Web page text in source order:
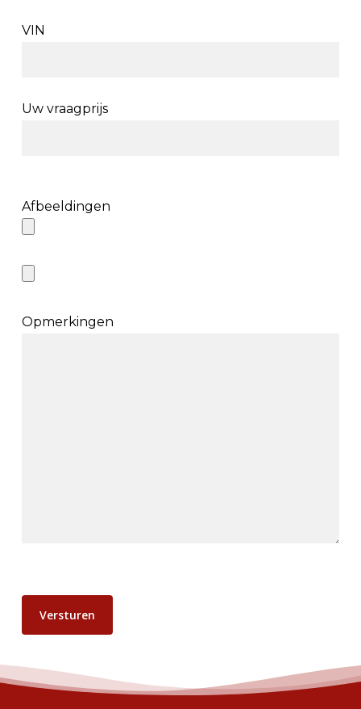
VIN
Uw vraagprijs
Afbeeldingen
Opmerkingen